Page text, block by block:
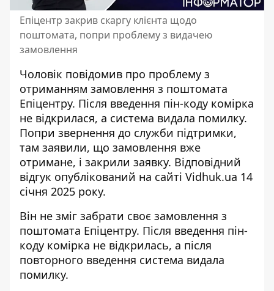
Епіцентр закрив скаргу клієнта щодо
поштомата, попри проблему з видачею
замовлення
Чоловік повідомив про проблему з
отриманням замовлення з поштомата
Епіцентру. Після введення пін-коду комірка
не відкрилася, а система видала помилку.
Попри звернення до служби підтримки,
там заявили, що замовлення вже
отримане, і закрили заявку. Відповідний
відгук опублікований на сайті Vidhuk.ua 14
січня 2025 року.
Він не зміг забрати своє замовлення з
поштомата Епіцентру. Після введення пін-
коду комірка не відкрилась, а після
повторного введення система видала
помилку.